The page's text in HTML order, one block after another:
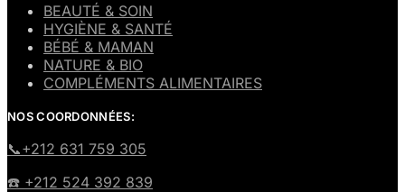
BEAUTÉ & SOIN
HYGIÈNE & SANTÉ
BÉBÉ & MAMAN
NATURE & BIO
COMPLÉMENTS ALIMENTAIRES
NOS COORDONNÉES:
​📞+212 631 759 305
☎️​ +212 524 392 839